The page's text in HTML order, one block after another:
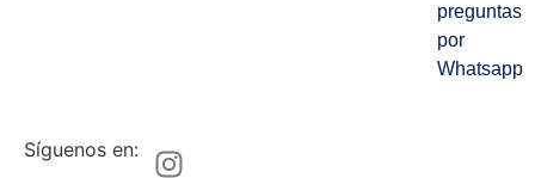
preguntas
por
Whatsapp
Síguenos en: